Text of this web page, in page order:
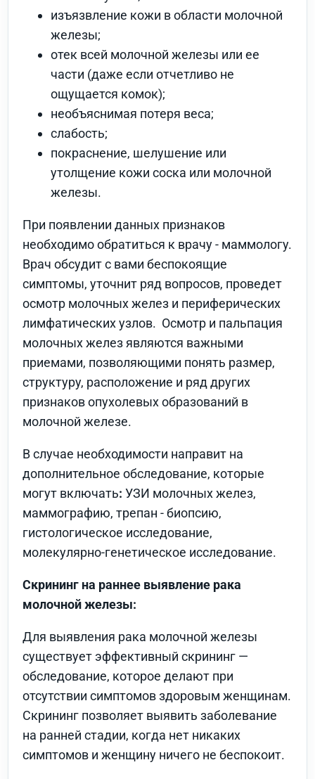
изъязвление кожи в области молочной
железы;
отек всей молочной железы или ее
части (даже если отчетливо не
ощущается комок);
необъяснимая потеря веса;
слабость;
покраснение, шелушение или
утолщение кожи соска или молочной
железы.
При появлении данных признаков
необходимо обратиться к врачу - маммологу.
Врач обсудит с вами беспокоящие
симптомы, уточнит ряд вопросов, проведет
осмотр молочных желез и периферических
лимфатических узлов. Осмотр и пальпация
молочных желез являются важными
приемами, позволяющими понять размер,
структуру, расположение и ряд других
признаков опухолевых образований в
молочной железе.
В случае необходимости направит на
дополнительное обследование, которые
могут включать: УЗИ молочных желез,
маммографию, трепан - биопсию,
гистологическое исследование,
молекулярно-генетическое исследование.
Скрининг на раннее выявление рака
молочной железы:
Для выявления рака молочной железы
существует эффективный скрининг —
обследование, которое делают при
отсутствии симптомов здоровым женщинам.
Скрининг позволяет выявить заболевание
на ранней стадии, когда нет никаких
симптомов и женщину ничего не беспокоит.